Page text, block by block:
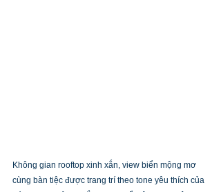
Không gian rooftop xinh xắn, view biển mộng mơ
cùng bàn tiệc được trang trí theo tone yêu thích của